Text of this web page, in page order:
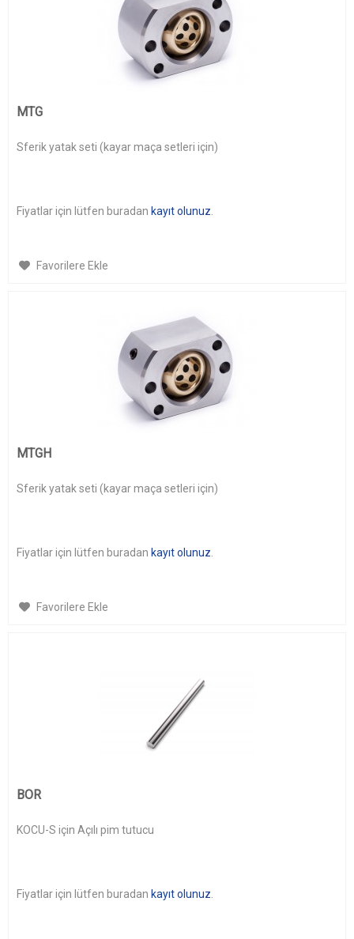
MTG
Sferik yatak seti (kayar maça setleri için)
Fiyatlar için lütfen buradan kayıt olunuz.
Favorilere Ekle
MTGH
Sferik yatak seti (kayar maça setleri için)
Fiyatlar için lütfen buradan kayıt olunuz
Favorilere Ekle
BOR
KOCU-S için Açılı pim tutucu
Fiyatlar için lütfen buradan kayıt olunuz